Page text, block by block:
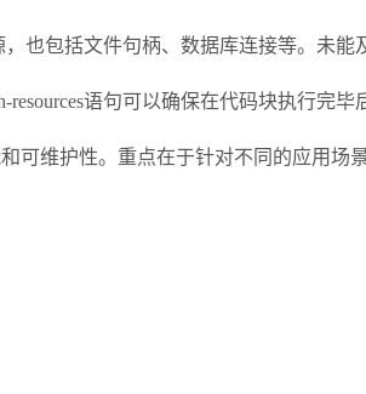
也包括文件句柄、数据库连接等。未
语句可以确保在代码块执行完毕
可维护性。重点在于针对不同的应用